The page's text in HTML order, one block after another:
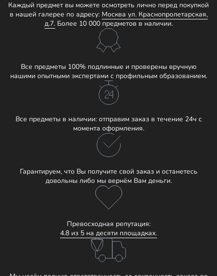
Каждый предмет вы можете осмотреть лично перед покупкой
в нашей галерее по адресу: Москва ул. Краснопролетарская,
д.7.Более 10 000 предметов в наличии.
Все предметы 100% подлинные и проверены вручную
нашими опытными экспертами с профильным образованием.
Все предметы в наличии: отправим заказ в течение 24ч с
момента оформления.
Гарантируем, что Вы получите свой заказ и останетесь
довольны либо мы вернём Вам деньги.
Превосходная репутация:
4.8 из 5 на десяти площадках.